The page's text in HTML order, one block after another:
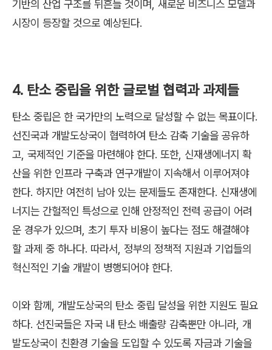
기반의 산업 구조를 뒤흔들 것이며, 새로운 비즈니스 모델과
시장이 등장할 것으로 예상된다.
4. 탄소 중립을 위한 글로벌 협력과 과제들
탄소 중립은 한 국가만의 노력으로 달성할 수 없는 목표이다.
선진국과 개발도상국이 협력하여 탄소 감축 기술을 공유하
고, 국제적인 기준을 마련해야 한다. 또한, 신재생에너지 확
산을 위한 인프라 구축과 연구개발이 지속해서 이루어져야
한다. 하지만 여전히 남아 있는 문제들도 존재한다. 신재생에
너지는 간헐적인 특성으로 인해 안정적인 전력 공급이 어려
운 경우가 있으며, 초기 투자 비용이 높다는 점도 해결해야
할 과제 중 하나다. 따라서, 정부의 정책적 지원과 기업들의
혁신적인 기술 개발이 병행되어야 한다.
이와 함께, 개발도상국의 탄소 중립 달성을 위한 지원도 필요
하다. 선진국들은 자국 내 탄소 배출량 감축뿐만 아니라, 개
발도상국이 친환경 기술을 도입할 수 있도록 자금과 기술을